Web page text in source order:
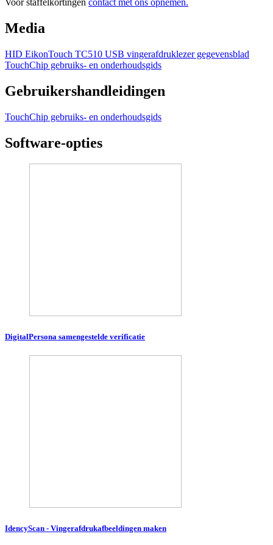
Voor staffelkortingen contact met ons opnemen.
Media
HID EikonTouch TC510 USB vingerafdruklezer gegevensblad
TouchChip gebruiks- en onderhoudsgids
Gebruikershandleidingen
TouchChip gebruiks- en onderhoudsgids
Software-opties
DigitalPersona samengestelde verificatie
IdencyScan - Vingerafdrukafbeeldingen maken